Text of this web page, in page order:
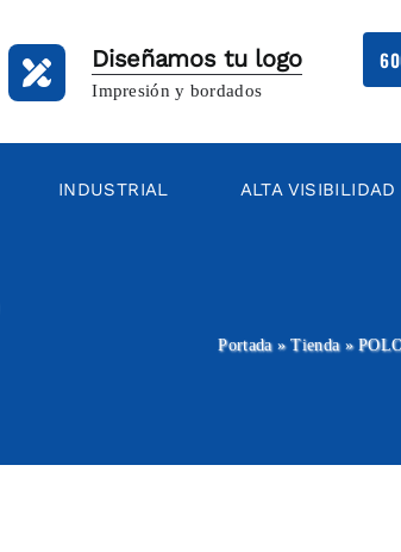
Diseñamos tu logo
Impresión y bordados
INDUSTRIAL ALTA VISIBILIDAD
Portada»Tienda»